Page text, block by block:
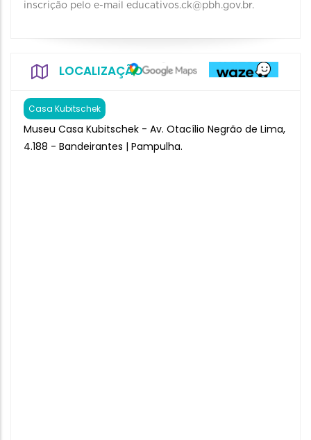
inscrição pelo e-mail educativos.ck@pbh.gov.br.
LOCALIZAÇÃO
Casa Kubitschek
Museu Casa Kubitschek - Av. Otacílio Negrão de Lima,
4.188 - Bandeirantes | Pampulha.